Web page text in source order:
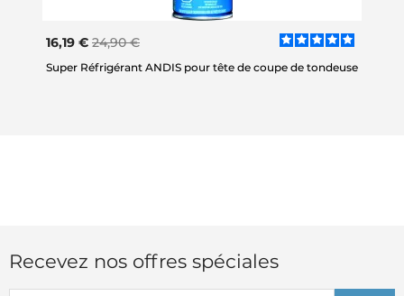
16,19 € 24,90 €
Super Réfrigérant ANDIS pour tête de coupe de tondeuse
Recevez nos offres spéciales